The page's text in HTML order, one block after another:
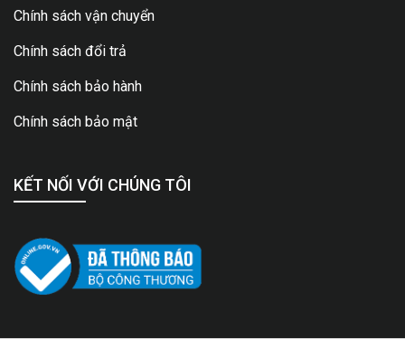
Chính sách vận chuyển
Chính sách đổi trả
Chính sách bảo hành
Chính sách bảo mật
KẾT NỐI VỚI CHÚNG TÔI